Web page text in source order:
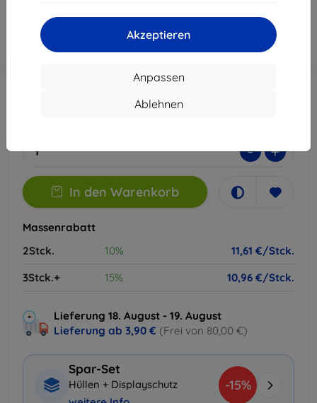
Akzeptieren
Anpassen
Ablehnen
ohne MWSt
- +
In den Warenkorb
Massenrabatt
2Stck.
10%
11,61 €/Stck.
3Stck.+
15% 10,96 €/Stck.
Lieferung 18. August - 19. August
Lieferung ab 3,90 € (Frei von 80,00 €)
Spar-Set
Hüllen + Displayschutz
-15%